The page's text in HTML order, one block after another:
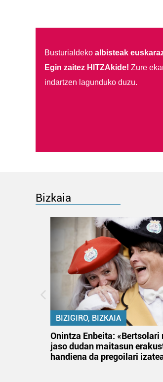
Busturialdeko albisteak
Egin zaitez HITZAkide! Zure
indartzen lagunduko duzu.
Bizkaia
BIZIGIRO, BIZKAIA
Onintza Enbeita: «Bertsolari
jaso dudan maitasun
handiena da pregoilari